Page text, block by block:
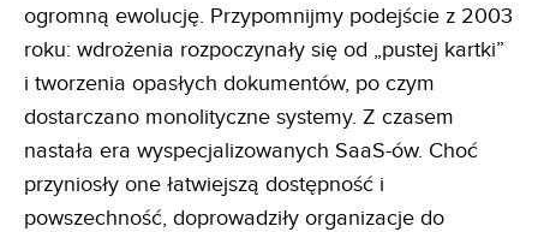
ogromną ewolucję. Przypomnijmy podejście z 2003
roku: wdrożenia rozpoczynały się od „pustej kartki”
i tworzenia opasłych dokumentów, po czym
dostarczano monolityczne systemy. Z czasem
nastała era wyspecjalizowanych SaaS-ów. Choć
przyniosły one łatwiejszą dostępność i
powszechność, doprowadziły organizacje do